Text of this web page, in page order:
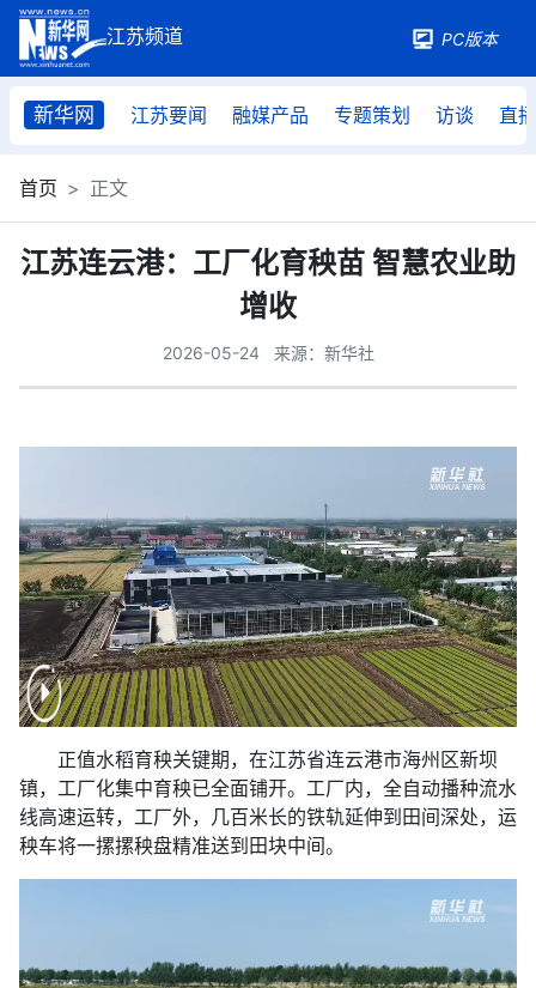
PC版本
新华网 江苏要闻 融媒产品 专题策划 访谈 直播
首页 正文
江苏连云港：工厂化育秧苗 智慧农业助
增收
2026-05-24 来源：新华社
正值水稻育秧关键期，在江苏省连云港市海州区新坝
镇，工厂化集中育秧已全面铺开。工厂内，全自动播种流水
线高速运转，工厂外，几百米长的铁轨延伸到田间深处，运
秧车将一摞摞秧盘精准送到田块中间。